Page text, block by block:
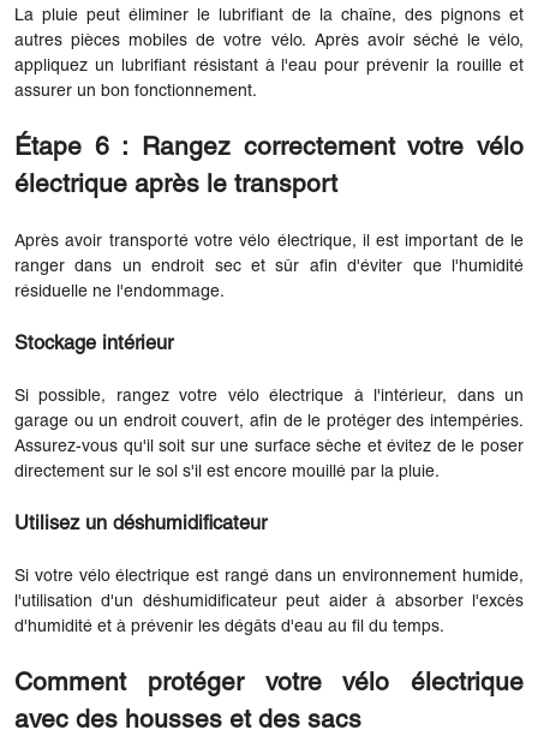
La pluie peut éliminer le lubrifiant de la chaîne, des pignons et
autres pièces mobiles de votre vélo. Après avoir séché le vélo,
appliquez un lubrifiant résistant à l'eau pour prévenir la rouille et
assurer un bon fonctionnement.
Étape 6 : Rangez correctement votre vélo
électrique après le transport
Après avoir transporté votre vélo électrique, il est important de le
ranger dans un endroit sec et sûr afin d'éviter que l'humidité
résiduelle ne l'endommage.
Stockage intérieur
Si possible, rangez votre vélo électrique à l'intérieur, dans un
garage ou un endroit couvert, afin de le protéger des intempéries.
Assurez-vous qu'il soit sur une surface sèche et évitez de le poser
directement sur le sol s'il est encore mouillé par la pluie.
Utilisez un déshumidificateur
Si votre vélo électrique est rangé dans un environnement humide,
l'utilisation d'un déshumidificateur peut aider à absorber l'excès
d'humidité et à prévenir les dégâts d'eau au fil du temps.
Comment protéger votre vélo électrique
avec des housses et des sacs